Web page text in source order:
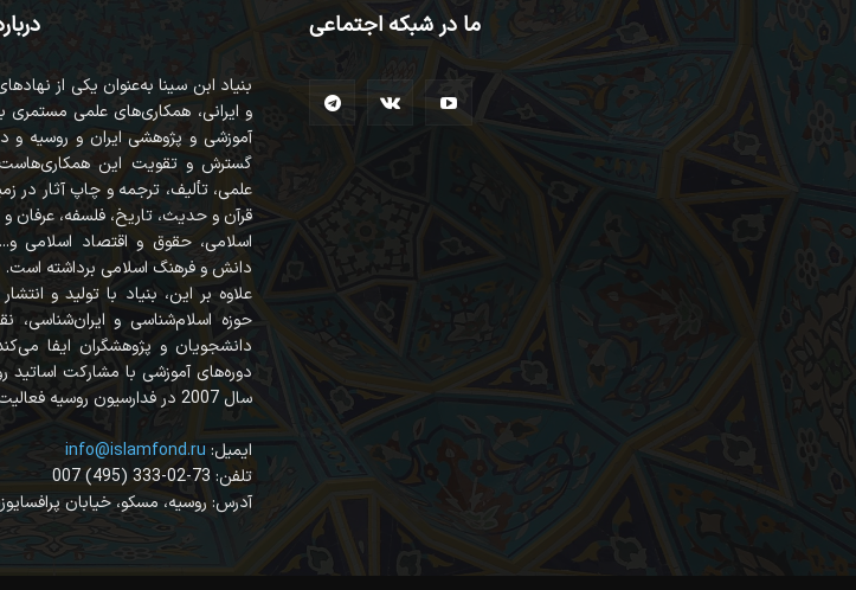
بنیاد ابن سینا به‌عنوان یکی از
و ایرانی، همکاری‌های علمی مستمری
آموزشی و پژوهشی ایران و روسیه و
گسترش و تقویت این همکاری‌هاست.
علمی، تألیف، ترجمه و چاپ آثار در
قرآن‌ و حدیث، تاریخ، فلسفه، عرفان
اسلامی، حقوق و اقتصاد اسلامی
دانش و فرهنگ اسلامی برداشته است.
علاوه بر این، بنیاد با تولید و
حوزه اسلام‌شناسی و
دانشجویان و پژوهشگران ایفا
دوره‌های آموزشی با مشارکت اساتید
سال 2007 در فدارسیون روسیه فعالیت می‌کند.
info@islamfond.ru :ایمیل
007 (495) 333-02-73 :تلفن
آدرس: روسیه، مسکو، خیابان پرافسایوزنایا، شماره 66،
ما در شبکه اجتماعی